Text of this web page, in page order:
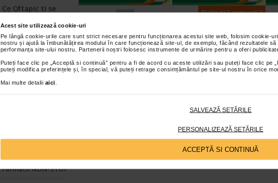
Acest site utilizează cookie-uri
Pe lângă cookie-urile care sunt strict necesare pentru funcționarea acestui site web, folosim cookie-
nostru și ajută la îmbunătățirea modului în care funcționează site-ul, de exemplu, făcând rezultatele
performanța site-ului nostru. Partenerii noștri folosesc instrumente de urmărire pentru a oferi
Puteți face clic pe „Acceptă si continuă” pentru a fi de acord cu aceste utilizări sau puteți face clic pe
puteți modifica preferințele și, în special, vă puteți retrage consimțământul pe site-ul nostru în orice
Mai multe detalii aici
SALVEAZĂ SETĂRILE
PERSONALIZEAZĂ SETĂRILE
ACCEPTĂ SI CONTINUĂ
Plătești 2, primești 3
ml, ASSISTA
Intensive pentru ochi uscati,
Ce Oftapic ti se
Adora – Adorabili
din prima clipa
Seturi cadou
Baylis&Harding
Farmacii NON-STOP